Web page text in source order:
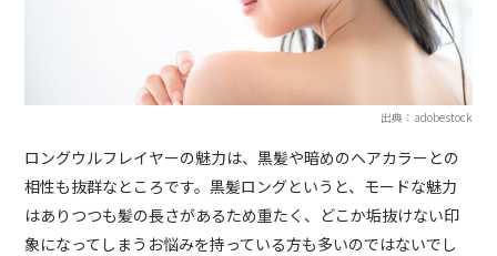
出典：adobestock
ロングウルフレイヤーの魅力は、黒髪や暗めのヘアカラーとの
相性も抜群なところです。黒髪ロングというと、モードな魅力
はありつつも髪の長さがあるため重たく、どこか垢抜けない印
象になってしまうお悩みを持っている方も多いのではないでし